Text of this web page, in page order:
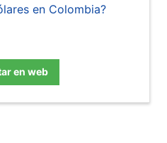
en Colombia?
en web